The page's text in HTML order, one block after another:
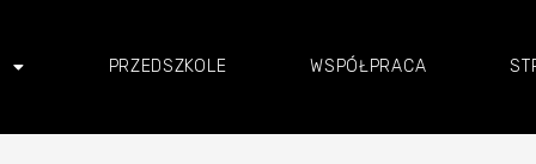
PRZEDSZKOLE WSPÓŁPRACA